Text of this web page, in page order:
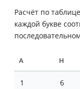
Расчёт по
каждой букве
А Н
1 6